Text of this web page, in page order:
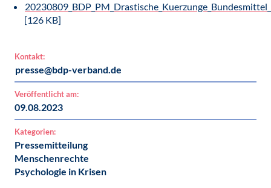
[126 KB]
Kontakt:
presse@bdp-verband.de
Veröffentlicht am:
09.08.2023
Kategorien:
Pressemitteilung
Menschenrechte
Psychologie in Krisen